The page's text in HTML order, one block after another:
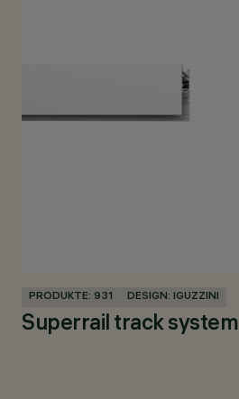
PRODUKTE: 931 DESIGN: IGUZZINI
Superrail track system